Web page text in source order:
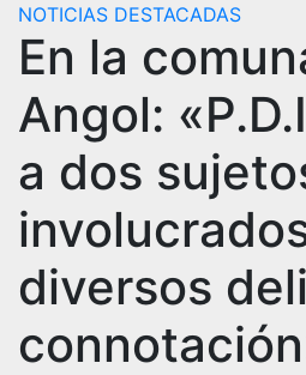
NOTICIAS DESTACADAS
En la
Angol:
a dos
diversos